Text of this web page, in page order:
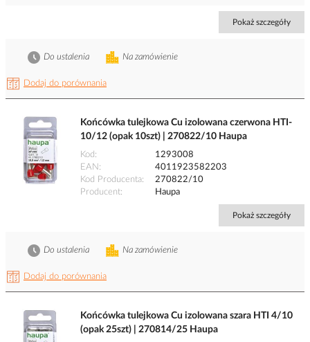
Pokaż szczegóły
Dodaj do porównania
Na zamówienie
Do ustalenia
Końcówka tulejkowa Cu izolowana czerwona HTI-
10/12 (opak 10szt) | 270822/10 Haupa
Kod
1293008
EAN
4011923582203
Kod Producenta
270822/10
Producent
Haupa
Pokaż szczegóły
Dodaj do porównania
Na zamówienie
Do ustalenia
Końcówka tulejkowa Cu izolowana szara HTI 4/10
(opak 25szt) | 270814/25 Haupa